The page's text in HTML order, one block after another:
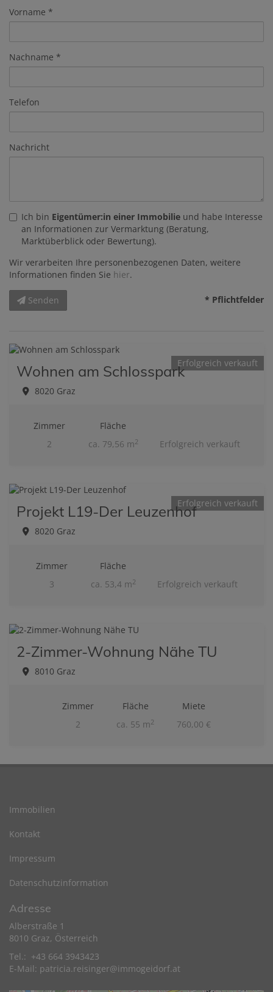
Vorname
Nachname
Telefon
Nachricht
Ich bin Eigentümer:in einer Immobilie und habe Interesse
an Informationen zur Vermarktung (Beratung,
Marktüberblick oder Bewertung).
Wir verarbeiten Ihre personenbezogenen Daten, weitere
Informationen finden Sie hier.
Senden * Pflichtfelder
Erfolgreich verkauft
Wohnen am Schlosspark
8020 Graz
Zimmer
2
Fläche
ca. 79,56 m2 Erfolgreich verkauft
Erfolgreich verkauft
Projekt L19-Der Leuzenhof
8020 Graz
Zimmer
3
Fläche
ca. 53,4 m2 Erfolgreich verkauft
2-Zimmer-Wohnung Nähe TU
8010 Graz
Zimmer
2
Fläche
ca. 55 m2
Miete
760,00 €
Immobilien
Kontakt
Impressum
Datenschutzinformation
Adresse
Alberstraße 1
8010 Graz, Österreich
Tel.: +43 664 3943423
E-Mail: patricia.reisinger@immogeidorf.at